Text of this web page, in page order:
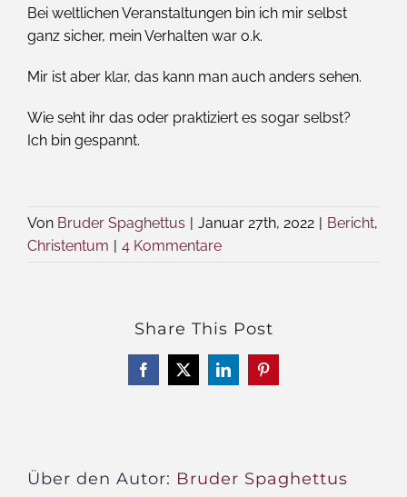
Bei weltlichen Veranstaltungen bin ich mir selbst
ganz sicher, mein Verhalten war o.k.
Mir ist aber klar, das kann man auch anders sehen.
Wie seht ihr das oder praktiziert es sogar selbst?
Ich bin gespannt.
Von Bruder Spaghettus | Januar 27th, 2022 | Bericht,
Christentum | 4 Kommentare
Share This Post
Facebook
X LinkedInPinterest
Über den Autor: Bruder Spaghettus